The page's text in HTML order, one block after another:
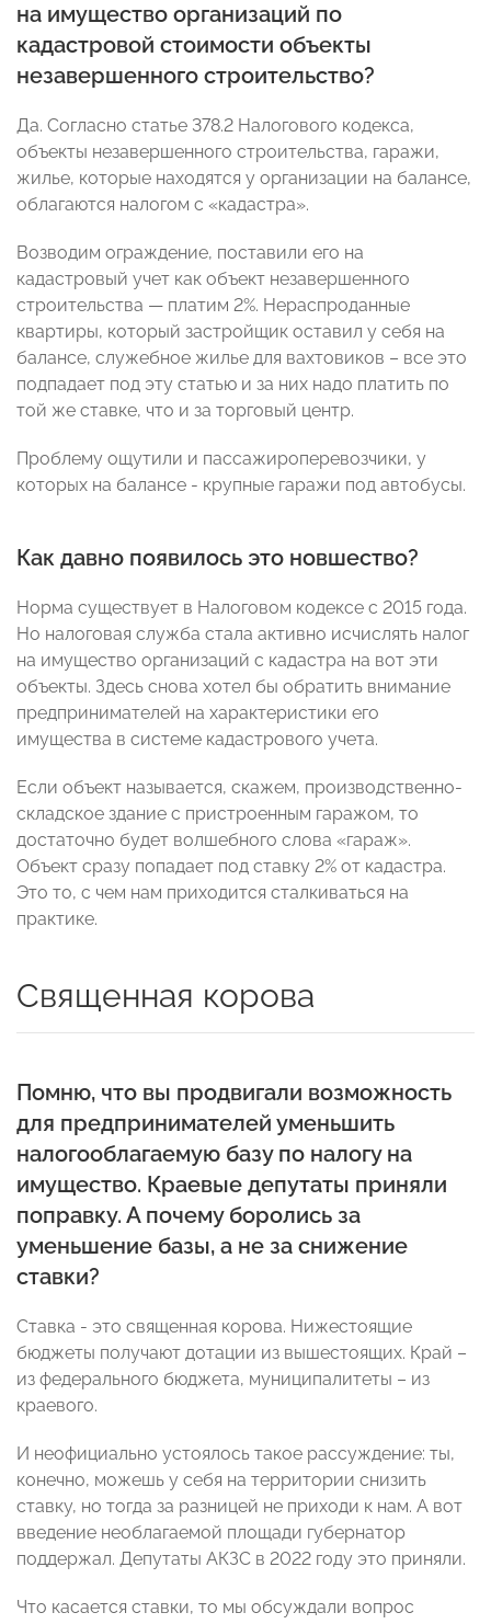
на имущество организаций по
кадастровой стоимости объекты
незавершенного строительство?
Да. Согласно статье 378.2 Налогового кодекса,
объекты незавершенного строительства, гаражи,
жилье, которые находятся у организации на балансе,
облагаются налогом с «кадастра».
Возводим ограждение, поставили его на
кадастровый учет как объект незавершенного
строительства — платим 2%. Нераспроданные
квартиры, который застройщик оставил у себя на
балансе, служебное жилье для вахтовиков – все это
подпадает под эту статью и за них надо платить по
той же ставке, что и за торговый центр.
Проблему ощутили и пассажироперевозчики, у
которых на балансе - крупные гаражи под автобусы.
Как давно появилось это новшество?
Норма существует в Налоговом кодексе с 2015 года.
Но налоговая служба стала активно исчислять налог
на имущество организаций с кадастра на вот эти
объекты. Здесь снова хотел бы обратить внимание
предпринимателей на характеристики его
имущества в системе кадастрового учета.
Если объект называется, скажем, производственно-
складское здание с пристроенным гаражом, то
достаточно будет волшебного слова «гараж».
Объект сразу попадает под ставку 2% от кадастра.
Это то, с чем нам приходится сталкиваться на
практике.
Священная корова
Помню, что вы продвигали возможность
для предпринимателей уменьшить
налогооблагаемую базу по налогу на
имущество. Краевые депутаты приняли
поправку. А почему боролись за
уменьшение базы, а не за снижение
ставки?
Ставка - это священная корова. Нижестоящие
бюджеты получают дотации из вышестоящих. Край –
из федерального бюджета, муниципалитеты – из
краевого.
И неофициально устоялось такое рассуждение: ты,
конечно, можешь у себя на территории снизить
ставку, но тогда за разницей не приходи к нам. А вот
введение необлагаемой площади губернатор
поддержал. Депутаты АКЗС в 2022 году это приняли.
Что касается ставки, то мы обсуждали вопрос